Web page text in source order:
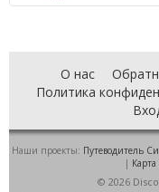
О нас
Политика
Наши проекты: Путеводитель
|
© 2026